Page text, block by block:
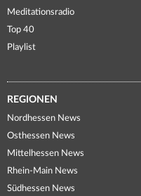
Meditationsradio
Top 40
Playlist
REGIONEN
Nordhessen News
Osthessen News
Mittelhessen News
Rhein-Main News
Südhessen News